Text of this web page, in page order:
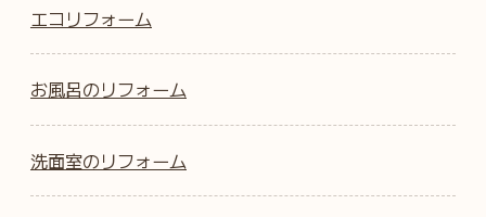
エコリフォーム
お風呂のリフォーム
洗面室のリフォーム